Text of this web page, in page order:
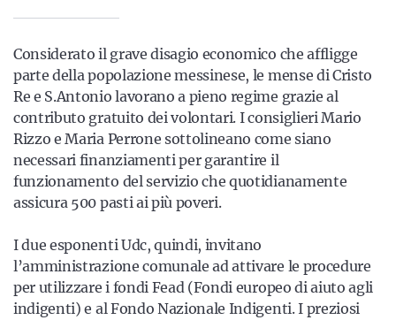
Servizi
Resta sempre aggiornato con le ultime news, iscriviti alla
nostra newsletter
Iscriviti
Considerato il grave disagio economico che affligge
parte della popolazione messinese, le mense di Cristo
Re e S.Antonio lavorano a pieno regime grazie al
contributo gratuito dei volontari. I consiglieri Mario
Rizzo e Maria Perrone sottolineano come siano
necessari finanziamenti per garantire il
funzionamento del servizio che quotidianamente
assicura 500 pasti ai più poveri.
I due esponenti Udc, quindi, invitano
l’amministrazione comunale ad attivare le procedure
per utilizzare i fondi Fead (Fondi europeo di aiuto agli
indigenti) e al Fondo Nazionale Indigenti. I preziosi